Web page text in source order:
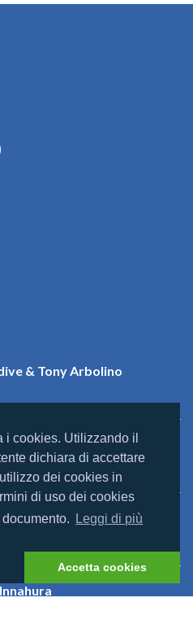
i cookies. Utilizzando il
dichiara di accettare
dei cookies in
di uso dei cookies
Leggi di più
Accetta cookies
& Tony Arbolino
Resorts
Beach